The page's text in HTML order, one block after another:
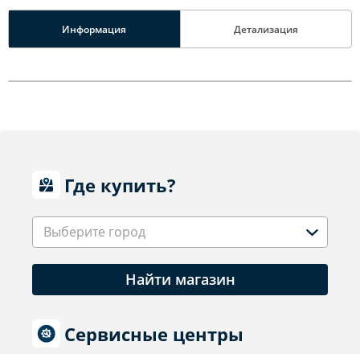
Информация Детализация
Где купить?
Выберите город
Найти магазин
Сервисные центры